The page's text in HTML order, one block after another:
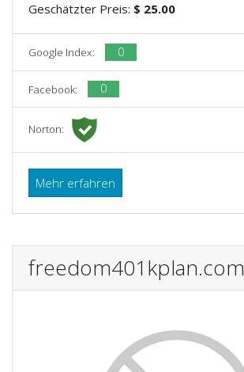
Geschätzter Preis: $ 25.00
Google Index: 0
Facebook: 0
Norton:
Mehr erfahren
freedom401kplan.com